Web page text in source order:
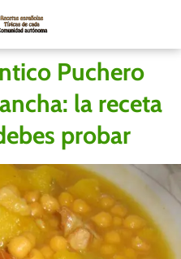
Puchero
la receta
probar